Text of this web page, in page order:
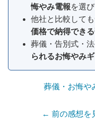
悔やみ電報を選
他社と比較しても
価格で納得でき
葬儀・告別式・
られるお悔やみ
葬儀・お悔や
← 前の感想を